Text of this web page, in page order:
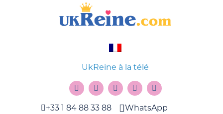
UkReine à la télé
+33 1 84 88 33 88
WhatsApp